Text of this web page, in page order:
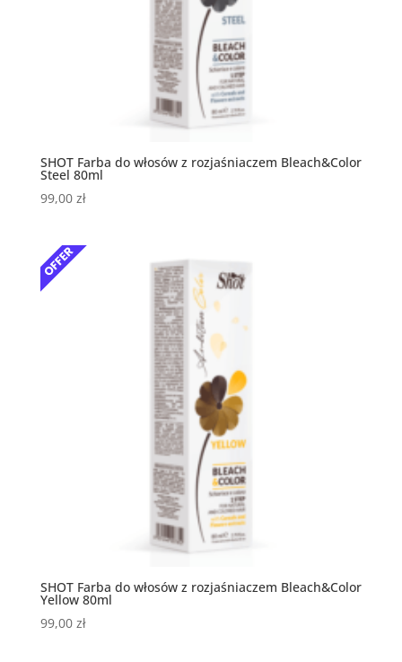
SHOT Farba do włosów z rozjaśniaczem Bleach&Color
Steel 80ml
99,00 zł
SHOT Farba do włosów z rozjaśniaczem Bleach&Color
Yellow 80ml
99,00 zł